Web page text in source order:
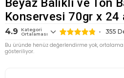
Beyaz Balıklı ve Ton
Konservesi 70gr x 24
4.9
Kategori
Ortalaması
355
Bu üründe henüz değerlendirme yok,
gösteriliyor.